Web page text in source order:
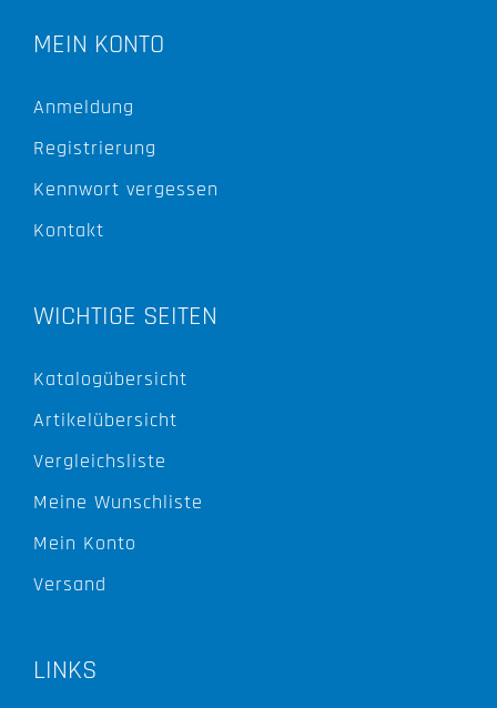
MEIN KONTO
Anmeldung
Registrierung
Kennwort vergessen
Kontakt
WICHTIGE SEITEN
Katalogübersicht
Artikelübersicht
Vergleichsliste
Meine Wunschliste
Mein Konto
Versand
LINKS